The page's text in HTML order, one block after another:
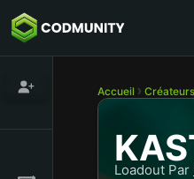
Accueil Créateurs
Loadout Par